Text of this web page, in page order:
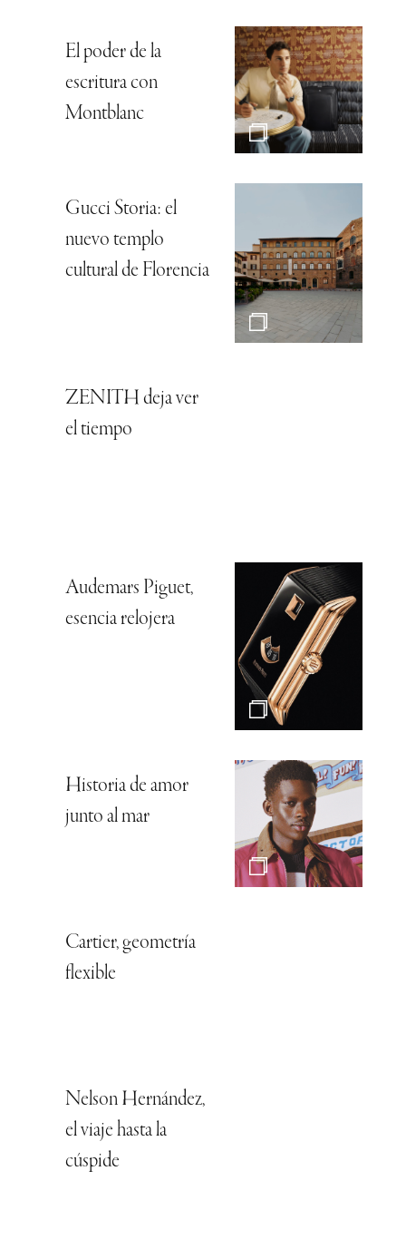
El poder de la
escritura con
Montblanc
Gucci Storia: el
nuevo templo
cultural de Florencia
ZENITH deja ver
el tiempo
Audemars Piguet,
esencia relojera
Historia de amor
junto al mar
Cartier, geometría
flexible
Nelson Hernández,
el viaje hasta la
cúspide